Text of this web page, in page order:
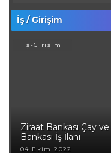
İş / Girişim
İş-Girişim
Ziraat Bankası Çay
Bankası İş İlanı
04 Ekim 2022